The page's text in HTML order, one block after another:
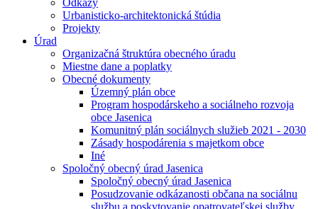
Odkazy
Urbanisticko-architektonická štúdia
Projekty
Úrad
Organizačná štruktúra obecného úradu
Miestne dane a poplatky
Obecné dokumenty
Územný plán obce
Program hospodárskeho a sociálneho rozvoja
obce Jasenica
Komunitný plán sociálnych služieb 2021 - 2030
Zásady hospodárenia s majetkom obce
Iné
Spoločný obecný úrad Jasenica
Spoločný obecný úrad Jasenica
Posudzovanie odkázanosti občana na sociálnu
službu a poskytovanie opatrovateľskej služby